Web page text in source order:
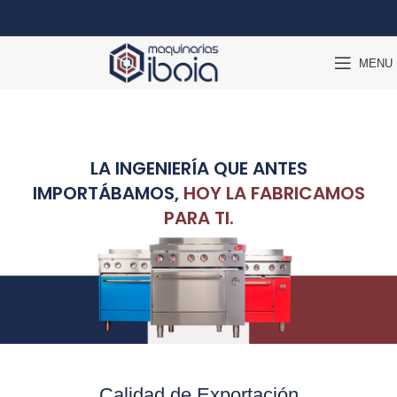
MENU
LA INGENIERÍA QUE ANTES
IMPORTÁBAMOS, HOY LA FABRICAMOS
PARA TI.